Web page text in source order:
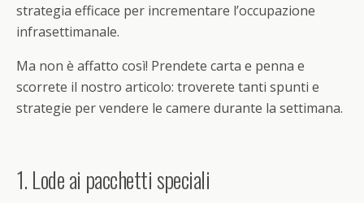
strategia efficace per incrementare l’occupazione
infrasettimanale.
Ma non è affatto così! Prendete carta e penna e
scorrete il nostro articolo: troverete tanti spunti e
strategie per vendere le camere durante la settimana.
1. Lode ai pacchetti speciali